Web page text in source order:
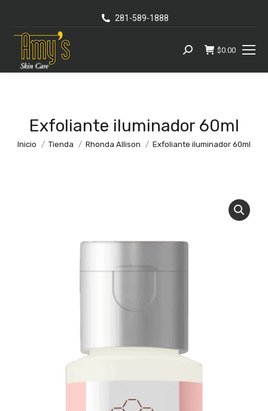
281-589-1888
Busca: $0.00
Exfoliante iluminador 60ml
Se encuentra usted aquí:
Inicio Tienda Rhonda Allison Exfoliante iluminador 60ml